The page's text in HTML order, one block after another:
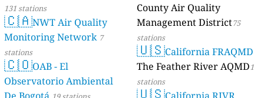
County Air Quality
Management District75
stations
🇺🇸California FRAQMD
The Feather River AQMD1
stations
🇺🇸
131 stations
🇨🇦NWT Air Quality
Monitoring Network 7
stations
🇨🇴OAB - El
Observatorio Ambiental